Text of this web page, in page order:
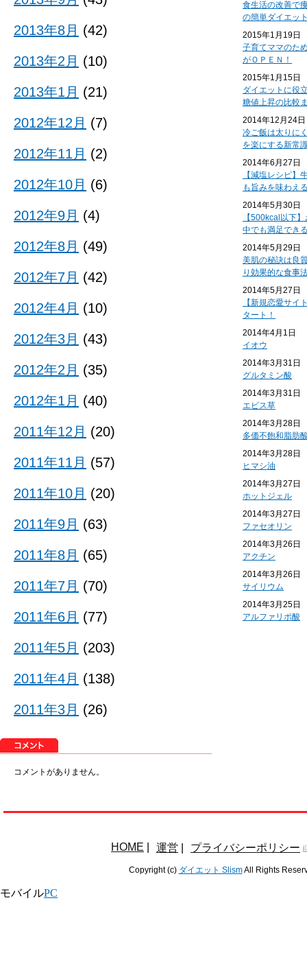
食生活の改善で
の簡単ダイエッ
2015年1月19日
子育てママのた
がＯＰＥＮ！
2015年1月15日
ダイエットに役
糖値上昇の比較
2014年12月24日
冷ご飯は太りに
を楽にする新常
2014年6月27日
【減塩レシピ】
も旨みを味わえ
2014年5月30日
【500kcal以下
中でも満足でき
2014年5月29日
美肌の秘訣は良
り効果的な食事
2014年5月27日
【新規恋愛サイ
タート！
2014年4月1日
イオウ
2014年3月31日
グルタミン酸
2014年3月31日
エビス草
2014年3月28日
多価不飽和脂肪
2014年3月28日
ヒマシ油
2014年3月27日
ホットジェル
2014年3月27日
ファセオリン
2014年3月26日
アクチン
2014年3月26日
サイリウム
2014年3月25日
アルファリポ酸
2013年8月 (42)
2013年2月 (10)
2013年1月 (21)
2012年12月 (7)
2012年11月 (2)
2012年10月 (6)
2012年9月 (4)
2012年8月 (49)
2012年7月 (42)
2012年4月 (10)
2012年3月 (43)
2012年2月 (35)
2012年1月 (40)
2011年12月 (20)
2011年11月 (57)
2011年10月 (20)
2011年9月 (63)
2011年8月 (65)
2011年7月 (70)
2011年6月 (77)
2011年5月 (203)
2011年4月 (138)
2011年3月 (26)
コメントがありません。
HOME 運営 プライバシーポリシー
Copyright (c) ダイエット SlismAll Rights
モバイルPC